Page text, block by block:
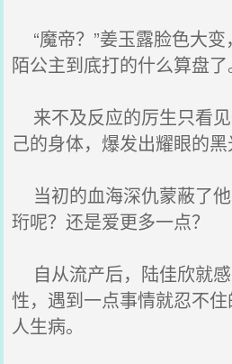
“魔帝？”姜玉露脸色大
陌公主到底打的什么算盘了
来不及反应的厉生只看
己的身体，爆发出耀眼的黑
当初的血海深仇蒙蔽了
珩呢？还是爱更多一点？
自从流产后，陆佳欣就
性，遇到一点事情就忍不
人生病。